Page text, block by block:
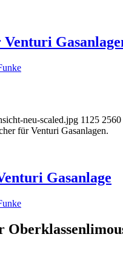
neu-scaled.jpg 1125 2560
für Venturi Gasanlagen.
Gasanlage